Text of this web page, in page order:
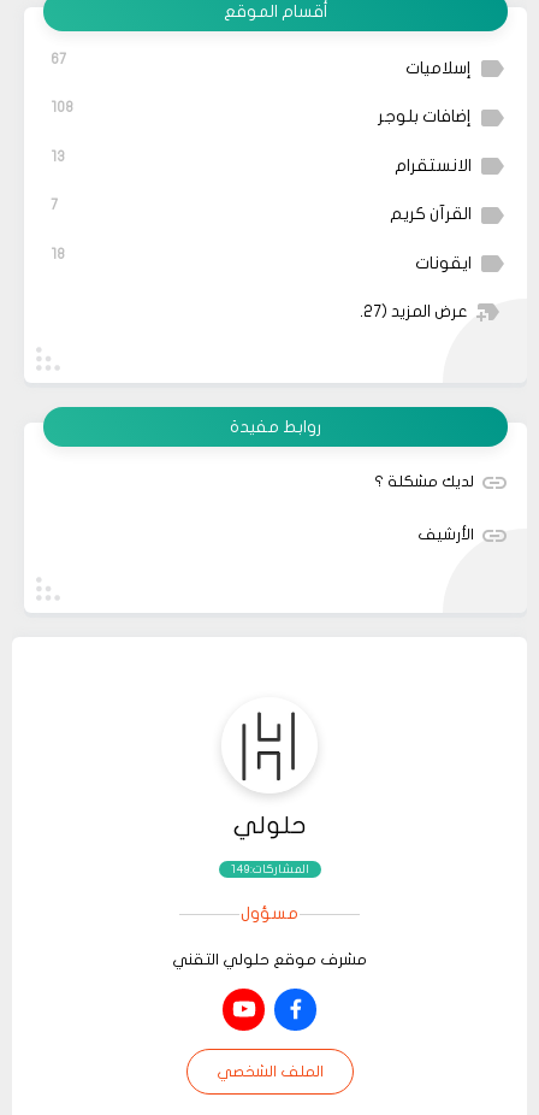
أقسام الموقع
إسلاميات 67
إضافات بلوجر 108
الانستقرام 13
القرآن كريم 7
ايقونات 18
عرض المزيد (27)
روابط مفيدة
لديك مشكلة ؟
الأرشيف
حلولي
المشاركات:149
مسؤول
مشرف موقع حلولي التقني
الملف الشخصي